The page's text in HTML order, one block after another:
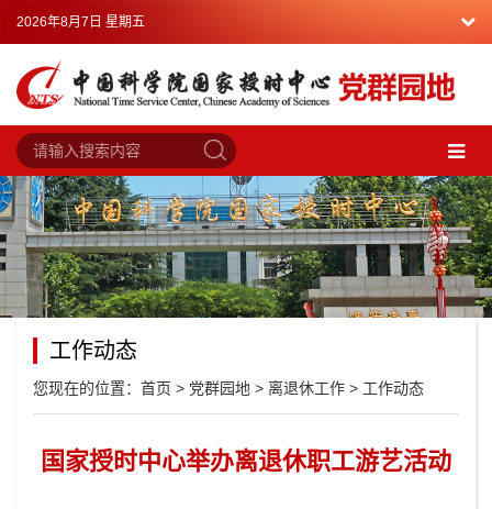
2026年8月7日 星期五
工作动态
您现在的位置： 首页 > 党群园地 > 离退休工作 > 工作动态
国家授时中心举办离退休职工游艺活动